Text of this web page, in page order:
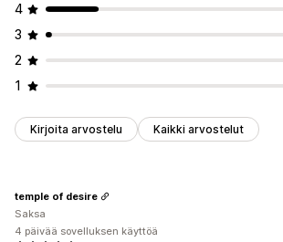
4
3
2
1
Kirjoita arvostelu Kaikki arvostelut
temple of desire
Saksa
4 päivää sovelluksen käyttöä